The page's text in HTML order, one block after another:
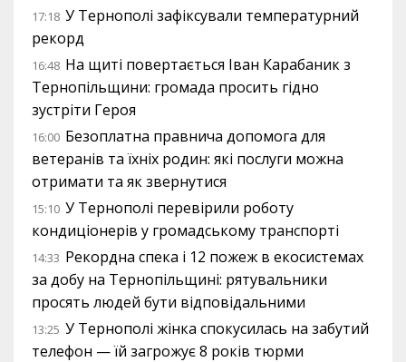
17:18 У Тернополі зафіксували температурний
рекорд
16:48 На щиті повертається Іван Карабаник з
Тернопільщини: громада просить гідно
зустріти Героя
16:00 Безоплатна правнича допомога для
ветеранів та їхніх родин: які послуги можна
отримати та як звернутися
15:10 У Тернополі перевірили роботу
кондиціонерів у громадському транспорті
14:33 Рекордна спека і 12 пожеж в екосистемах
за добу на Тернопільщині: рятувальники
просять людей бути відповідальними
13:25 У Тернополі жінка спокусилась на забутий
телефон — їй загрожує 8 років тюрми